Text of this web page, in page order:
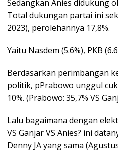
Sedangkan Anies didukung
Total dukungan partai ini
2023), perolehannya 17,8%.
Yaitu Nasdem (5.6%), PKB
Berdasarkan perimbangan
politik, pPrabowo unggul
10%. (Prabowo: 35,7% VS
Lalu bagaimana dengan
VS Ganjar VS Anies? ini
Denny JA yang sama